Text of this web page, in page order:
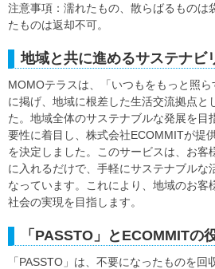
注意事項：濡れたもの、散らばるものは
たものは返却不可。
地域と共に進めるサステナビ
MOMOテラスは、「いつもをもっと照
に掲げ、地域に根差した生活交流拠点と
た。地域全体のサステナブルな発展を目
要性に着目し、株式会社ECOMMITが提
を決定しました。このサービスは、お客
に入れるだけで、手軽にサステナブルな
なっています。これにより、地域のお客
社会の実現を目指します。
「PASSTO」とECOMMITの
「PASSTO」は、不要になったものを